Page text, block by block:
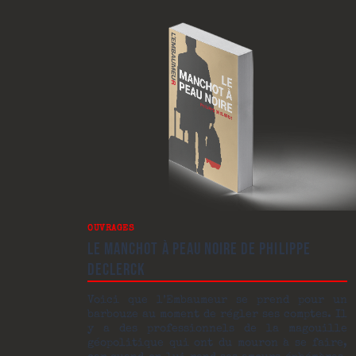
OUVRAGES
LE MANCHOT À PEAU NOIRE DE PHILIPPE
DECLERCK
Voici que l’Embaumeur se prend pour un
barbouze au moment de régler ses comptes. Il
y a des professionnels de la magouille
géopolitique qui ont du mouron à se faire,